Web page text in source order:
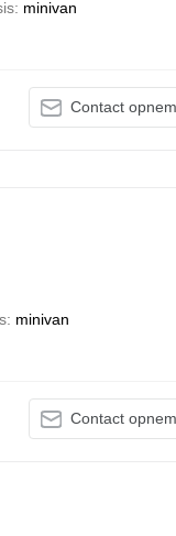
minivan
Contact
minivan
Contact